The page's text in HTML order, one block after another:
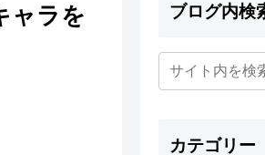
ャラを
ブログ内検
カテゴリー